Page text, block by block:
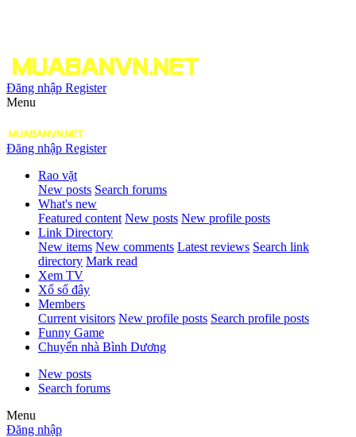
Đăng nhập Register
Menu
Đăng nhập Register
Rao vặt
New posts Search forums
What's new
Featured content New posts New profile posts
Link Directory
New items New comments Latest reviews Search link
directory Mark read
Xem TV
Xổ số đây
Members
Current visitors New profile posts Search profile posts
Funny Game
Chuyển nhà Bình Dương
New posts
Search forums
Menu
Đăng nhập